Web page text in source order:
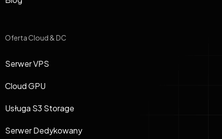
Oferta Cloud & DC
Serwer VPS
Cloud GPU
Usługa S3 Storage
Serwer Dedykowany